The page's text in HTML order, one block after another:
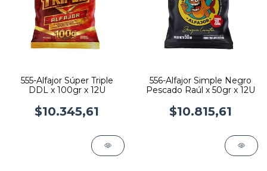
555-Alfajor Súper Triple
DDL x 100gr x 12U
$10.345,61
556-Alfajor Simple Negro
Pescado Raúl x 50gr x 12U
$10.815,61